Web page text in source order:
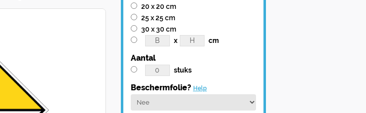
20 x 20 cm
25 x 25 cm
30 x 30 cm
x
cm
Aantal
stuks
Beschermfolie? Help